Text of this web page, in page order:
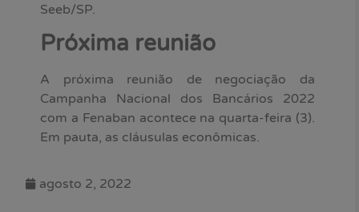
Seeb/SP.
Próxima reunião
A próxima reunião de negociação da
Campanha Nacional dos Bancários 2022
com a Fenaban acontece na quarta-feira (3).
Em pauta, as cláusulas econômicas.
agosto 2, 2022